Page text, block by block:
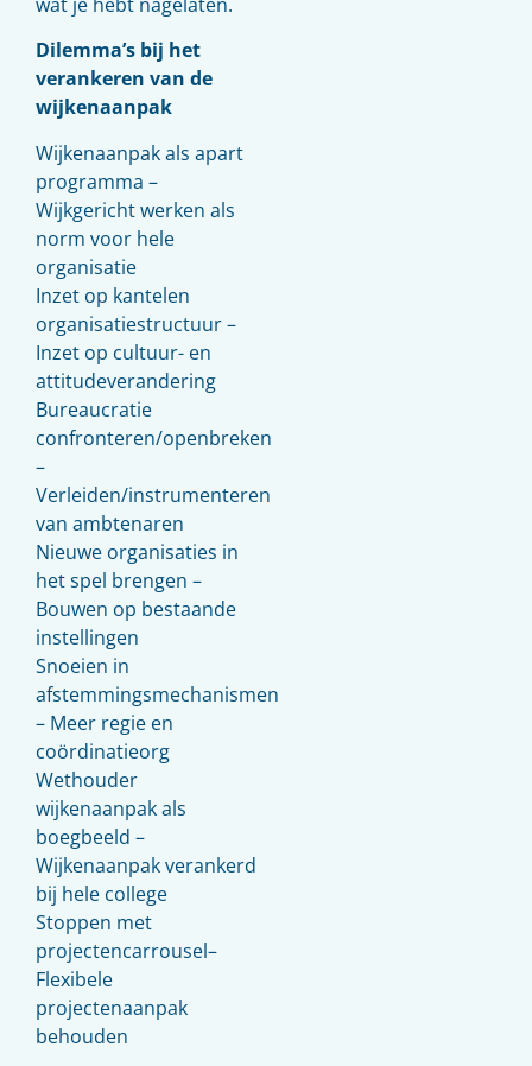
Dilemma’s bij het
verankeren van de
wijkenaanpak
Wijkenaanpak als apart
programma –
Wijkgericht werken als
norm voor hele
organisatie
Inzet op kantelen
organisatiestructuur –
Inzet op cultuur- en
attitudeverandering
Bureaucratie
confronteren/openbreken
–
Verleiden/instrumenteren
van ambtenaren
Nieuwe organisaties in
het spel brengen –
Bouwen op bestaande
instellingen
Snoeien in
afstemmingsmechanismen
– Meer regie en
coördinatieorg
Wethouder
wijkenaanpak als
boegbeeld –
Wijkenaanpak verankerd
bij hele college
Stoppen met
projectencarrousel–
Flexibele
projectenaanpak
behouden